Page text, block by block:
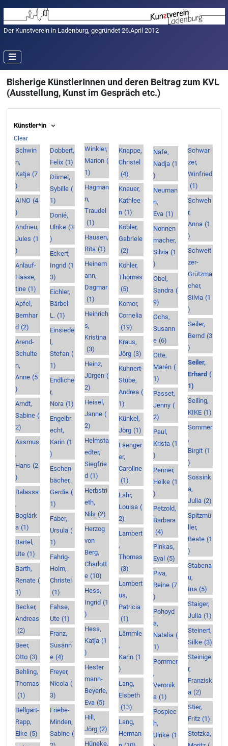
Der Kunstverein in Ladenburg, gegründet 26.April 2012
Bisherige KünstlerInnen und deren Beitrag zum KVL
(Ausstellung, Kunst im Gespräch etc.)
Künstler*in
Clear
Schwin
n,
Katja (7
)
AINO (4
)
Andrieu,
Jules (1
)
Anlauf-
Haase,
tine (1)
Apfel,
Bernhar
d (2)
Arend-
Schulte
n,
Anne (5
)
Arndt,
Sabine (
2)
Assmus
,
Hans (2
)
Balassa
,
Boglárk
a (1)
Bartel,
Ute (1)
Barth,
Renate (
1)
Becker,
Andreas
(2)
Beer,
Otto (3)
Behling,
Thomas
(1)
Bellgart-
Rapp,
Elke (5)
Dobbert,
Felix (1)
Dömel,
Sybille (
1)
Donié,
Ulrike (3
)
Eckert,
Ingrid (1
3)
Eichler,
Bärbel
L. (1)
Einsiede
l,
Stefan (
1)
Endliche
r,
Nora (1)
Engelbr
echt,
Karin (1
)
Eschen
bächer,
Gerdie (
1)
Faber,
Ursula (
1)
Fahrig-
Holm,
Christel
(1)
Fahse,
Ute (1)
Franz,
Susann
e (4)
Freyer,
Nicola (
3)
Friebe-
Minden,
Sabine (
Winkler,
Marion (
1)
Hagman
n,
Traudel
(1)
Hausen,
Rita (1)
Heinem
ann,
Dagmar
(1)
Heinrich
s,
Kristina
(3)
Heinz,
Jürgen (
2)
Heisel,
Janne (
2)
Helmsta
edter,
Siegfrie
d (1)
Herbstri
eth,
Nils (2)
Herzog
von
Berg,
Charlott
e (10)
Hess,
Ingrid (1
)
Hess,
Katja (1
)
Hester
mann-
Beyerle,
Eva (5)
Hill,
Jörg (2)
Hüneke,
Knappe,
Christel
(4)
Knauer,
Kathlee
n (1)
Köbler,
Gabriele
(2)
Köhler,
Thomas
(5)
Komor,
Cornelia
(19)
Kraus,
Jörg (3)
Kuhnert-
Stübe,
Andrea (
1)
Künkel,
Jörg (1)
Laenger
er,
Caroline
(1)
Lahr,
Louisa (
2)
Lambert
,
Thomas
(3)
Lambert
us,
Patricia
(1)
Lämmle
,
Karin (1
)
Lang,
Elsbeth
(13)
Lang,
Herman
Nafe,
Nadja (1
)
Neuman
n,
Eva (1)
Nonnen
macher,
Silvia (1
)
Obel,
Sandra (
9)
Ochs,
Susann
e (6)
Otte,
Marén (
1)
Passet,
Jenny (
2)
Paul,
Krista (1
)
Penner,
Heike (1
)
Petzold,
Barbara
(4)
Pinkas,
Eyal (5)
Piva,
Reine (7
)
Pohoyd
a,
Natalia (
1)
Pommer
,
Veronik
a (1)
Pospiec
h,
Ulrike (1
Schwar
zer,
Winfried
(1)
Schweh
r,
Anna (1
)
Schweit
zer-
Grützma
cher,
Silvia (1
)
Seiler,
Bernd (3
)
Seiler,
Erhard (
1)
Selling,
KIKE (1)
Sommer
,
Birgit (1
)
Sossink
a,
Julia (2)
Spitzmü
ller,
Beate (1
)
Stabena
u,
Ina (5)
Staiger,
Julia (1)
Steinert,
Silke (3)
Steinige
r,
Franzisk
a (2)
Stier,
Fritz (1)
Stotzka,